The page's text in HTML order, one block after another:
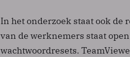
In het onderzoek staat ook
van de werknemers staat
wachtwoordresets.